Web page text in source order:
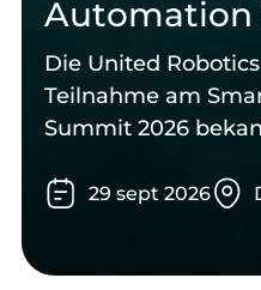
Automation
Die United
Teilnahme am
Summit 2026
Düsseldorf
29 sept 2026